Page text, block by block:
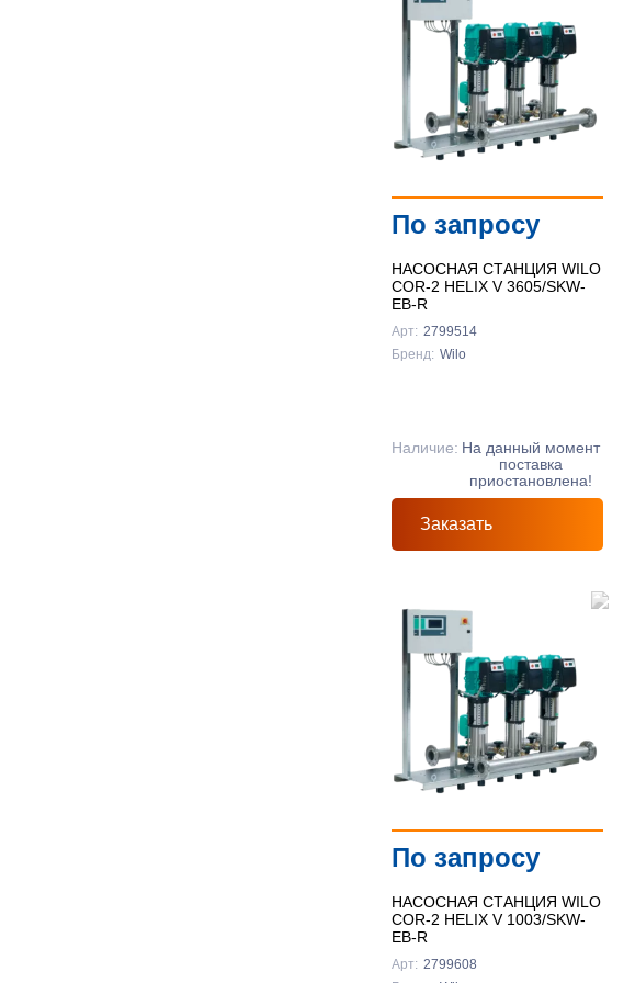
По запросу
НАСОСНАЯ СТАНЦИЯ WILO
COR-2 HELIX V 3605/SKW-
EB-R
Арт: 2799514
Бренд: Wilo
Наличие: На данный момент
поставка
приостановлена!
Заказать
По запросу
НАСОСНАЯ СТАНЦИЯ WILO
COR-2 HELIX V 1003/SKW-
EB-R
Арт: 2799608